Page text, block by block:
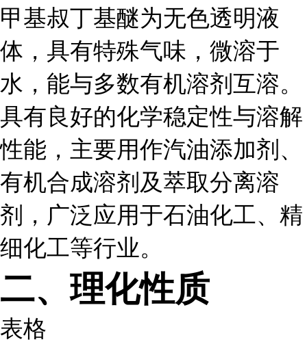
甲基叔丁基醚为无色透明液
体，具有特殊气味，微溶于
水，能与多数有机溶剂互溶。
具有良好的化学稳定性与溶解
性能，主要用作汽油添加剂、
有机合成溶剂及萃取分离溶
剂，广泛应用于石油化工、精
细化工等行业。
二、理化性质
表格